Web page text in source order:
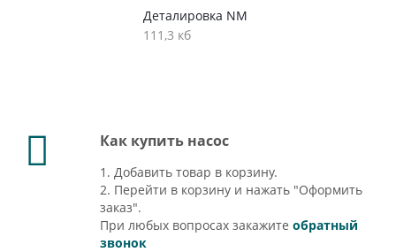
Деталировка NM
111,3 кб
Как купить насос
1. Добавить товар в корзину.
2. Перейти в корзину и нажать "Оформить
заказ".
При любых вопросах закажитеобратный
звонок